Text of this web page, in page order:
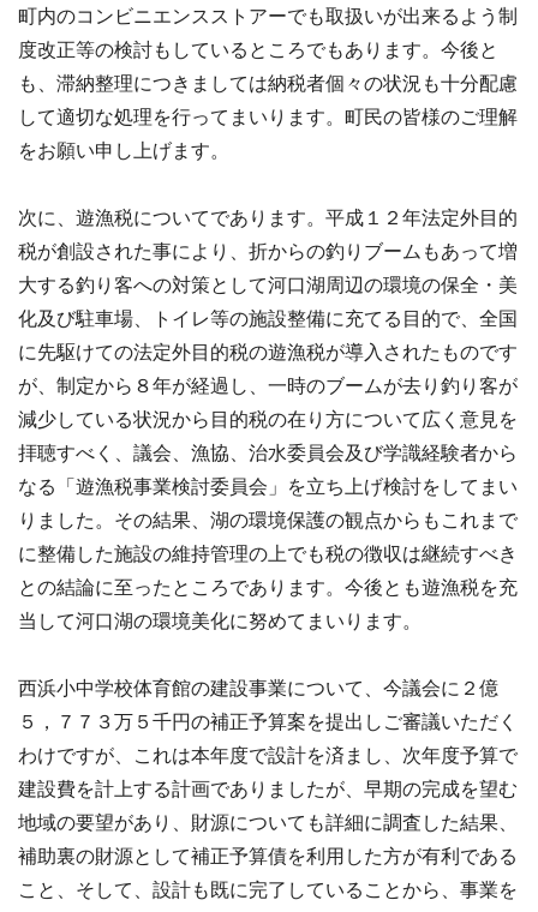
町内のコンビニエンスストアーでも取扱いが出来るよう制
度改正等の検討もしているところでもあります。今後と
も、滞納整理につきましては納税者個々の状況も十分配慮
して適切な処理を行ってまいります。町民の皆様のご理解
をお願い申し上げます。
次に、遊漁税についてであります。平成１２年法定外目的
税が創設された事により、折からの釣りブームもあって増
大する釣り客への対策として河口湖周辺の環境の保全・美
化及び駐車場、トイレ等の施設整備に充てる目的で、全国
に先駆けての法定外目的税の遊漁税が導入されたものです
が、制定から８年が経過し、一時のブームが去り釣り客が
減少している状況から目的税の在り方について広く意見を
拝聴すべく、議会、漁協、治水委員会及び学識経験者から
なる「遊漁税事業検討委員会」を立ち上げ検討をしてまい
りました。その結果、湖の環境保護の観点からもこれまで
に整備した施設の維持管理の上でも税の徴収は継続すべき
との結論に至ったところであります。今後とも遊漁税を充
当して河口湖の環境美化に努めてまいります。
西浜小中学校体育館の建設事業について、今議会に２億
５，７７３万５千円の補正予算案を提出しご審議いただく
わけですが、これは本年度で設計を済まし、次年度予算で
建設費を計上する計画でありましたが、早期の完成を望む
地域の要望があり、財源についても詳細に調査した結果、
補助裏の財源として補正予算債を利用した方が有利である
こと、そして、設計も既に完了していることから、事業を